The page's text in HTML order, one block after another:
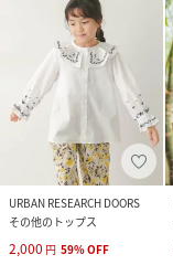
URBAN RESEARCH DOORS
その他のトップス
2,000 円 59%OFF